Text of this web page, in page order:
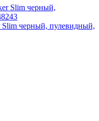
черный, пулевидный,